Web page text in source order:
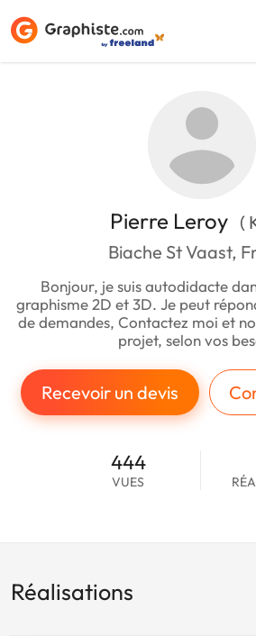
Pierre Leroy (
Biache St Vaast,
Bonjour, je suis autodidacte
graphisme 2D et 3D. Je peut
de demandes, Contactez moi et
projet, selon vos
Recevoir un devis
444
VUES
Réalisations